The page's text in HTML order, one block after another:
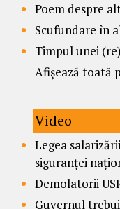
Poem despre
Scufundare în
Timpul unei
Afișează toată
Video
Legea
siguranței
Demolatorii
Guvernul